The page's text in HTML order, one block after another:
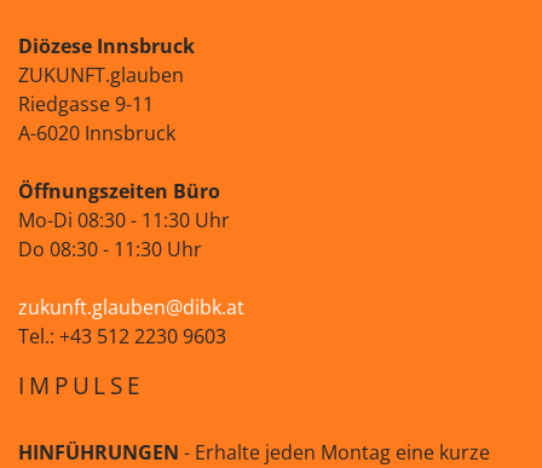
Diözese Innsbruck
ZUKUNFT.glauben
Riedgasse 9-11
A-6020 Innsbruck
Öffnungszeiten Büro
Mo-Di 08:30 - 11:30 Uhr
Do 08:30 - 11:30 Uhr
zukunft.glauben@dibk.at
Tel.: +43 512 2230 9603
IMPULSE
HINFÜHRUNGEN - Erhalte jeden Montag eine kurze